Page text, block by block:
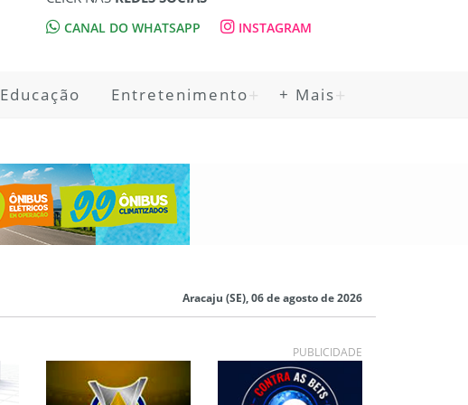
CANAL DO WHATSAPP INSTAGRAM
Educação Entretenimento + Mais
Aracaju (SE), 06 de agosto de 2026
PUBLICIDADE